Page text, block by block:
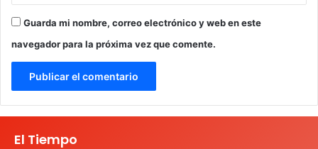
Guarda mi nombre, correo electrónico y web en este
navegador para la próxima vez que comente.
El Tiempo